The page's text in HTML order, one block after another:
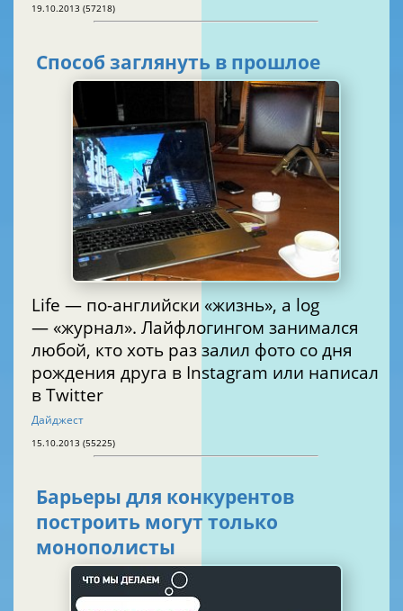
19.10.2013 (57218)
Способ заглянуть в прошлое
Life — по-английски «жизнь», а log
— «журнал». Лайфлогингом занимался
любой, кто хоть раз залил фото со дня
рождения друга в Instagram или написал
в Twitter
Дайджест
15.10.2013 (55225)
Барьеры для конкурентов
построить могут только
монополисты